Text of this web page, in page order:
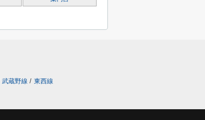
武蔵野線 / 東西線